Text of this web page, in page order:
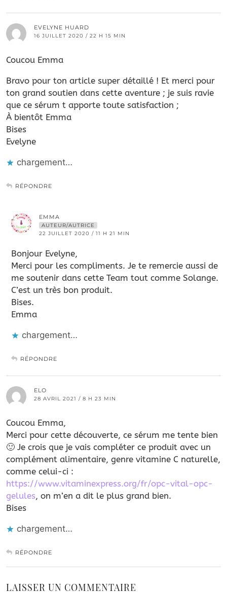
EVELYNE HUARD
16 JUILLET 2020 / 22 H 15 MIN
Coucou Emma
Bravo pour ton article super détaillé ! Et merci pour
ton grand soutien dans cette aventure ; je suis ravie
que ce sérum t apporte toute satisfaction ;
À bientôt Emma
Bises
Evelyne
chargement…
RÉPONDRE
EMMA
AUTEUR/AUTRICE
22 JUILLET 2020 / 11 H 21 MIN
Bonjour Evelyne,
Merci pour les compliments. Je te remercie aussi de
me soutenir dans cette Team tout comme Solange.
C’est un très bon produit.
Bises.
Emma
chargement…
RÉPONDRE
ELO
28 AVRIL 2021 / 8 H 23 MIN
Coucou Emma,
Merci pour cette découverte, ce sérum me tente bien
🙂 Je crois que je vais compléter ce produit avec un
complément alimentaire, genre vitamine C naturelle,
comme celui-ci :
https://www.vitaminexpress.org/fr/opc-vital-opc-
gelules, on m’en a dit le plus grand bien.
Bises
chargement…
RÉPONDRE
LAISSER UN COMMENTAIRE